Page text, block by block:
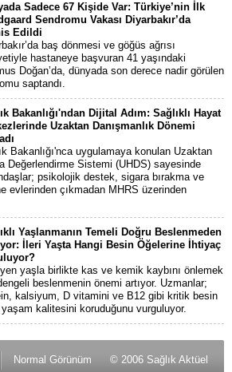
Sadece 67 Kişide Var: Türkiye’nin İlk
Sendromu Vakası Diyarbakır’da
Edildi
baş dönmesi ve göğüs ağrısı
hastaneye başvuran 41 yaşındaki
Doğan’da, dünyada son derece nadir görülen
saptandı.
Bakanlığı'ndan Dijital Adım: Sağlıklı Hayat
Uzaktan Danışmanlık Dönemi
Bakanlığı'nca uygulamaya konulan Uzaktan
Değerlendirme Sistemi (UHDS) sayesinde
psikolojik destek, sigara bırakma ve
evlerinden çıkmadan MHRS üzerinden
Yaşlanmanın Temeli Doğru Beslenmeden
İleri Yaşta Hangi Besin Öğelerine İhtiyaç
yaşla birlikte kas ve kemik kaybını önlemek
beslenmenin önemi artıyor. Uzmanlar;
kalsiyum, D vitamini ve B12 gibi kritik besin
yaşam kalitesini koruduğunu vurguluyor.
Normal Görünüm © 2006 Sağlık Aktüel